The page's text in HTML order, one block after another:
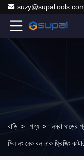
suzy@supaltools.com
বাড়ি > পণ্য > লম্বা ঘাড়ের
মিল লং নেক বল নাক ফ্রিজিং